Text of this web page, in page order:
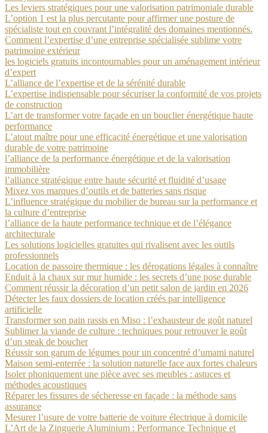
Les leviers stratégiques pour une valorisation patrimoniale durable
L’option 1 est la plus percutante pour affirmer une posture de
spécialiste tout en couvrant l’intégralité des domaines mentionnés.
Comment l’expertise d’une entreprise spécialisée sublime votre
patrimoine extérieur
les logiciels gratuits incontournables pour un aménagement intérieur
d’expert
L’alliance de l’expertise et de la sérénité durable
L’expertise indispensable pour sécuriser la conformité de vos projets
de construction
L’art de transformer votre façade en un bouclier énergétique haute
performance
L’atout maître pour une efficacité énergétique et une valorisation
durable de votre patrimoine
l’alliance de la performance énergétique et de la valorisation
immobilière
l’alliance stratégique entre haute sécurité et fluidité d’usage
Mixez vos marques d’outils et de batteries sans risque
L’influence stratégique du mobilier de bureau sur la performance et
la culture d’entreprise
l’alliance de la haute performance technique et de l’élégance
architecturale
Les solutions logicielles gratuites qui rivalisent avec les outils
professionnels
Location de passoire thermique : les dérogations légales à connaître
Enduit à la chaux sur mur humide : les secrets d’une pose durable
Comment réussir la décoration d’un petit salon de jardin en 2026
Détecter les faux dossiers de location créés par intelligence
artificielle
Transformer son pain rassis en Miso : l’exhausteur de goût naturel
Sublimer la viande de culture : techniques pour retrouver le goût
d’un steak de boucher
Réussir son garum de légumes pour un concentré d’umami naturel
Maison semi-enterrée : la solution naturelle face aux fortes chaleurs
Isoler phoniquement une pièce avec ses meubles : astuces et
méthodes acoustiques
Réparer les fissures de sécheresse en façade : la méthode sans
assurance
Mesurer l’usure de votre batterie de voiture électrique à domicile
L’Art de la Zinguerie Aluminium : Performance Technique et